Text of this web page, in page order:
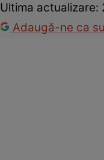
Ultima actualizare:
Adaugă-ne ca